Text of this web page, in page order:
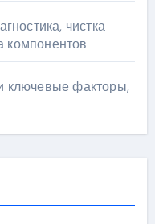
чистка
компонентов
ключевые факторы,